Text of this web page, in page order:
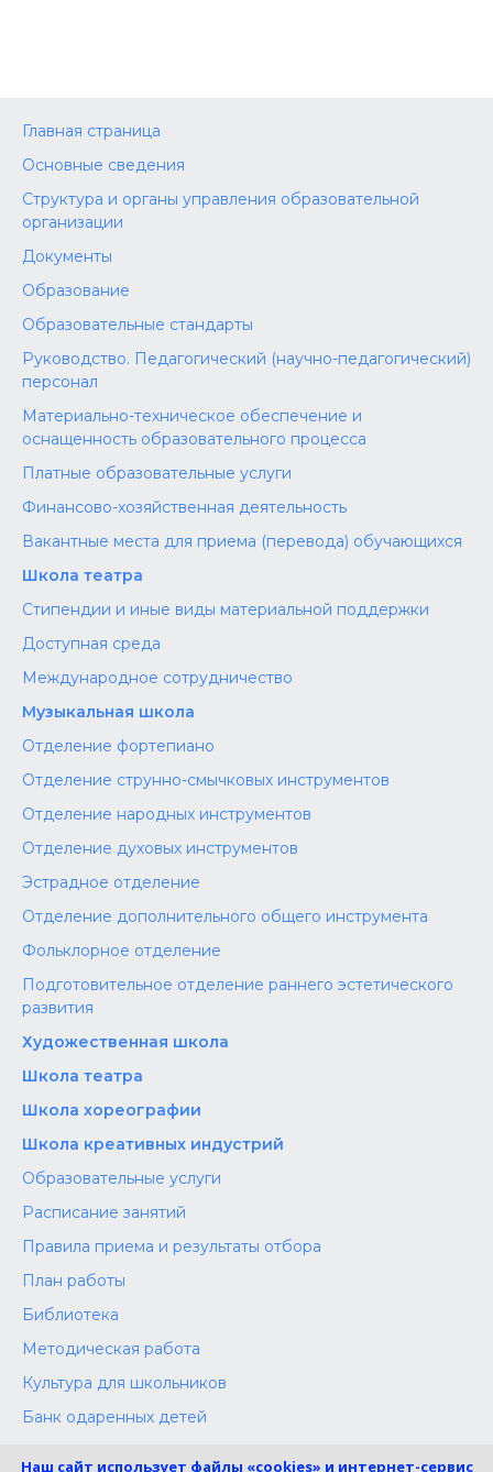
Главная страница
Основные сведения
Структура и органы управления образовательной
организации
Документы
Образование
Образовательные стандарты
Руководство. Педагогический (научно-педагогический)
персонал
Материально-техническое обеспечение и
оснащенность образовательного процесса
Платные образовательные услуги
Финансово-хозяйственная деятельность
Вакантные места для приема (перевода) обучающихся
Школа театра
Стипендии и иные виды материальной поддержки
Доступная среда
Международное сотрудничество
Музыкальная школа
Отделение фортепиано
Отделение струнно-смычковых инструментов
Отделение народных инструментов
Отделение духовых инструментов
Эстрадное отделение
Отделение дополнительного общего инструмента
Фольклорное отделение
Подготовительное отделение раннего эстетического
развития
Художественная школа
Школа‌‌‌‌ театра
Школа хореографии
Школа креативных индустрий
Образовательные услуги
Расписание занятий
Правила приема и результаты отбора
План работы
Библиотека
Методическая работа
Культура для школьников
Банк одаренных детей
Наш сайт использует файлы «cookies» и интернет-сервис